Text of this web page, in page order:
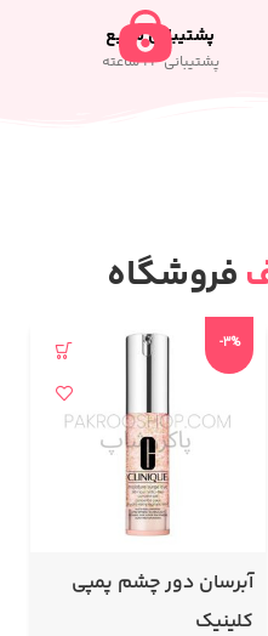
پشتیبانی سریع
پشتیبانی ٢٤ ساعته
فروشگاه
-3%
آبرسان دور چشم پمپی
کلینیک